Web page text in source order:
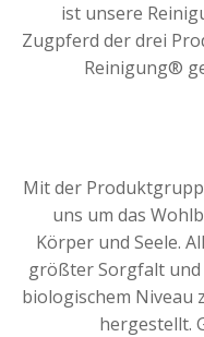
ist unsere
Zugpferd der drei
Reinigung®
Mit der
uns um das
Körper und Seele.
größter Sorgfalt und
biologischem Niveau
hergestellt.